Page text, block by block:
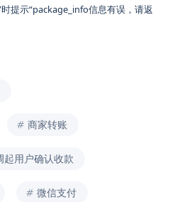
提示“package_info信息有误，请返
商家转账
起用户确认收款
微信支付